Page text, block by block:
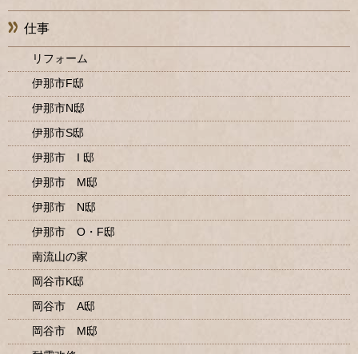
仕事
リフォーム
伊那市F邸
伊那市N邸
伊那市S邸
伊那市 I 邸
伊那市 M邸
伊那市 N邸
伊那市 O・F邸
南流山の家
岡谷市K邸
岡谷市 A邸
岡谷市 M邸